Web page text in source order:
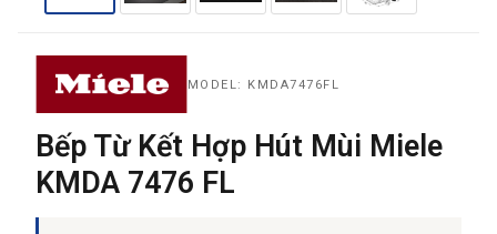
THƯƠNG HIỆU
NỘI DUNG YÊU CẦU
MODEL: KMDA7476FL
Bếp Từ Kết Hợp Hút Mùi Miele
KMDA 7476 FL